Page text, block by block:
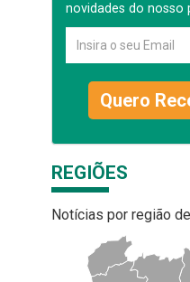
novidades do nosso
Quero
REGIÕES
Notícias por região